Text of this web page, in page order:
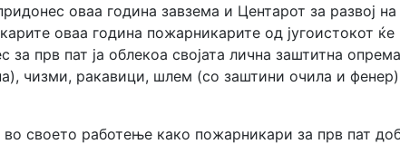
оваа година завзема и Центарот за развој на
оваа година пожарникарите од југоистокот ќе
прв пат ја облекоа својата лична заштитна
чизми, ракавици, шлем (со заштини очила и
своето работење како пожарникари за прв пат